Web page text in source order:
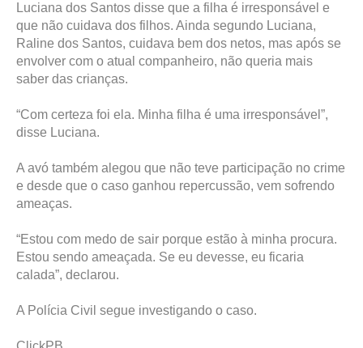
Luciana dos Santos disse que a filha é irresponsável e
que não cuidava dos filhos. Ainda segundo Luciana,
Raline dos Santos, cuidava bem dos netos, mas após se
envolver com o atual companheiro, não queria mais
saber das crianças.
“Com certeza foi ela. Minha filha é uma irresponsável”,
disse Luciana.
A avó também alegou que não teve participação no crime
e desde que o caso ganhou repercussão, vem sofrendo
ameaças.
“Estou com medo de sair porque estão à minha procura.
Estou sendo ameaçada. Se eu devesse, eu ficaria
calada”, declarou.
A Polícia Civil segue investigando o caso.